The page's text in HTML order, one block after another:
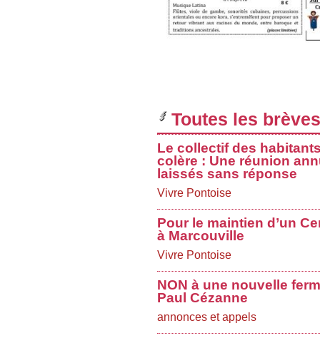
Toutes les
Le collectif des
colère : Une réunion
laissés sans réponse
Vivre Pontoise
Pour le maintien d’un
à Marcouville
Vivre Pontoise
NON à une nouvelle
Paul Cézanne
annonces et appels